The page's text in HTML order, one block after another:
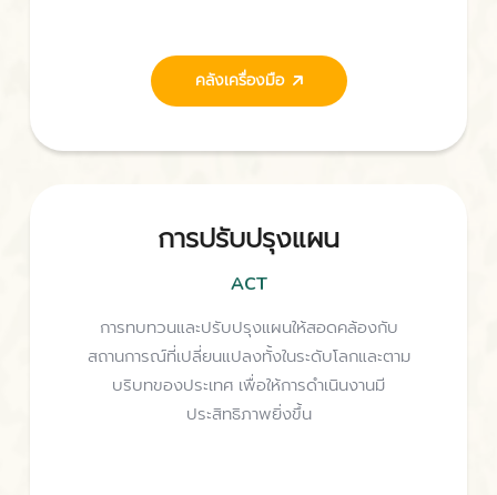
คลังเครื่องมือ
การปรับปรุงแผน
ACT
การทบทวนและปรับปรุงแผนให้สอดคล้องกับ
สถานการณ์ที่เปลี่ยนแปลงทั้งในระดับโลกและตาม
บริบทของประเทศ เพื่อให้การดำเนินงานมี
ประสิทธิภาพยิ่งขึ้น